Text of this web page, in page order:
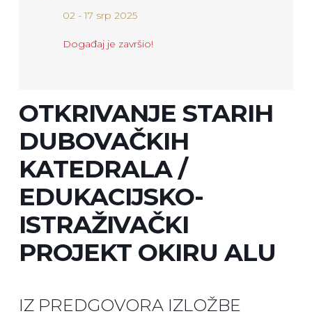
02 - 17 srp 2025
Događaj je završio!
OTKRIVANJE STARIH
DUBOVAČKIH
KATEDRALA /
EDUKACIJSKO-
ISTRAŽIVAČKI
PROJEKT OKIRU ALU
IZ PREDGOVORA IZLOŽBE